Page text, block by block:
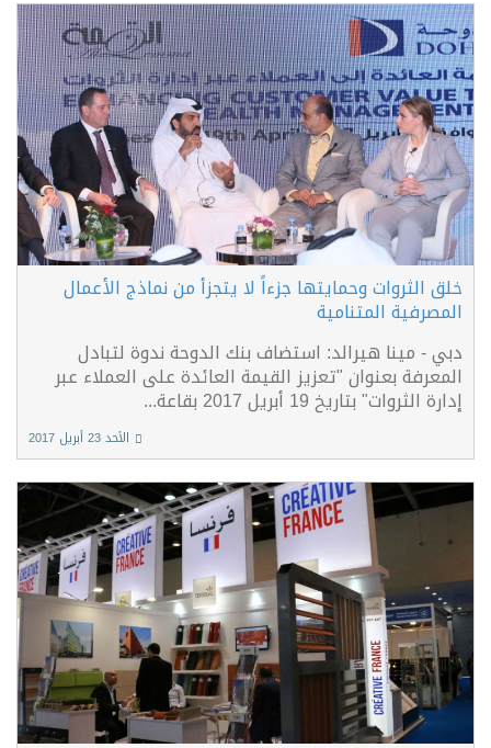
خلق الثروات وحمايتها جزءاً لا يتجزأ من نماذج الأعمال
المصرفية المتنامية
دبي - مينا هيرالد: استضاف بنك الدوحة ندوة لتبادل
المعرفة بعنوان "تعزيز القيمة العائدة على العملاء عبر
إدارة الثروات" بتاريخ 19 أبريل 2017 بقاعة...
الأحد 23 أبريل 2017